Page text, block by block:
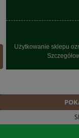
Użytkowanie sklepu